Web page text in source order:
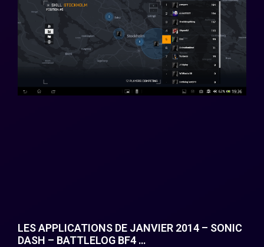
LES APPLICATIONS DE JANVIER 2014 – SONIC
DASH – BATTLELOG BF4 …